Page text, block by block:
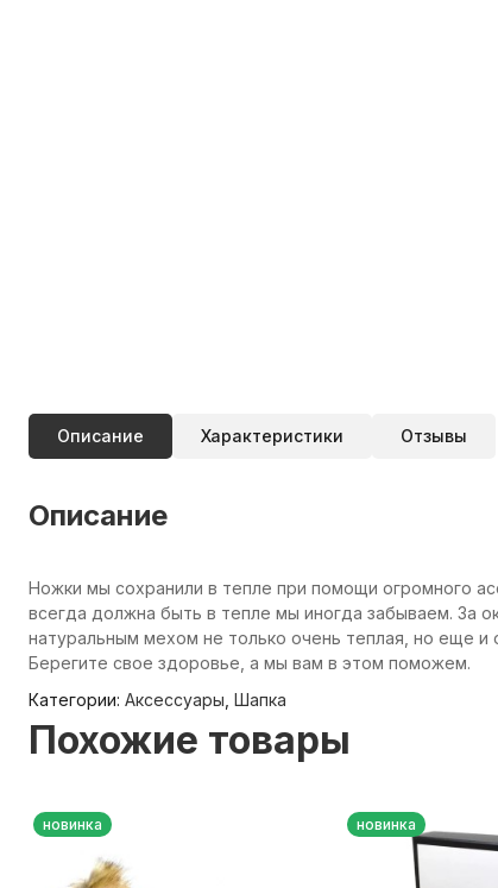
Описание Характеристики Отзывы
Описание
Ножки мы сохранили в тепле при помощи огромного
всегда должна быть в тепле мы иногда забываем. За
натуральным мехом не только очень теплая, но еще
Берегите свое здоровье, а мы вам в этом поможем.
Категории: Аксессуары Шапка
Похожие товары
новинка новинка